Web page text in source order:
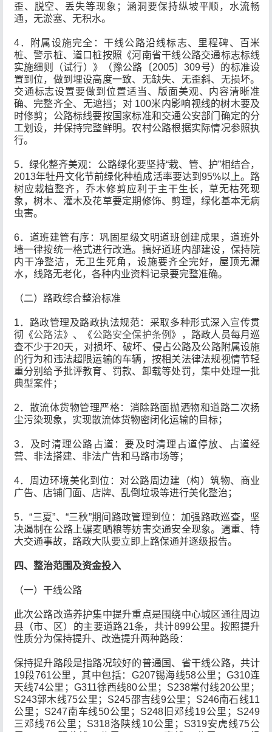
歪、脱空、丢失等现象；涵洞要保持纵坡平顺，水流畅
通，无淤塞、无积水。
4．附属设施完全：干线公路沿线标志、里程碑、百米
桩、警示桩、道口桩按照《河南省干线公路交通标志标线
实施细则（试行）》（豫公路〔2005〕309号）的标准设
置到位，做到埋设高度一致、无缺失、无歪斜、无损坏。
交通标志设置要做到位置适当、版面美观、内容清晰准
确、完整齐全、无遮挡；对 100米内影响视线的树木要及
时修剪；公路标线要按国家标准和交通公安部门确定的分
工划设，并保持完整鲜明。农村公路根据实际情况参照执
行。
5．绿化整齐美观：公路绿化要坚持“栽、管、护”相结合，
2013年牡丹文化节前绿化种植成活率要达到95%以上。路
树应栽植整齐，乔木修剪应利于主干生长，草无枯死现
象，树木、灌木及花草要定期修饰、剪理，绿化基本无病
虫害。
6．道班建管有序：巩固星级文明道班创建成果，道班外
墙一律按统一格式进行改造。搞好道班内部建设，保持院
内干净整洁，无卫生死角，设施要齐全完好，屋顶无漏
水，线路无老化，各种内业资料记录要完整准确。
（二）路政综合整治标准
1．路政管理及路政执法规范：采取多种形式深入宣传贯
彻《公路法》、《公路安全保护条例 》，路政人员每月巡
查不少于20天，对损坏、破坏、侵占公路及公路附属设施
的行为和违法超限运输的车辆，按相关法律法规视情节轻
重分别给予批评教育、罚款、卸载等处罚，集中处理一批
典型案件；
2．散流体货物管理严格：消除路面抛洒物和道路二次扬
尘污染现象，实现散流体货物密闭化运输的目标；
3．及时清理公路占道：要及时清理占道停放、占道经
营、非法搭建、非法广告和马路市场等；
4．周边环境美化到位：对公路周边建（构）筑物、商业
广告、店铺门面、店牌、乱倒垃圾等进行美化整治；
5．“三夏”、“三秋”期间路政管理到位：加强路政巡查，坚
决遏制在公路上碾麦晒粮等妨害交通安全现象。遇重、特
大交通事故，路政大队要立即上路保通并逐级报告。
四、整治范围及资金投入
（一）干线公路
此次公路改造养护集中提升重点是围绕中心城区通往周边
县（市、区）的主要道路21条，共计899公里。按照提升
性质分为保持提升、改造提升两种路段：
保持提升路段是指路况较好的普通国、省干线公路，共计
19段761公里，其中包括：G207锡海线58公里；G310连
天线74公里；G311徐西线80公里；S238常付线20公里；
S243郭木线75公里；S245邵吉线9公里；S246南石线11
公里；S247南车线50公里；S248旧邓线19公里；S249
三邓线76公里；S318洛陕线10公里；S319安虎线75公